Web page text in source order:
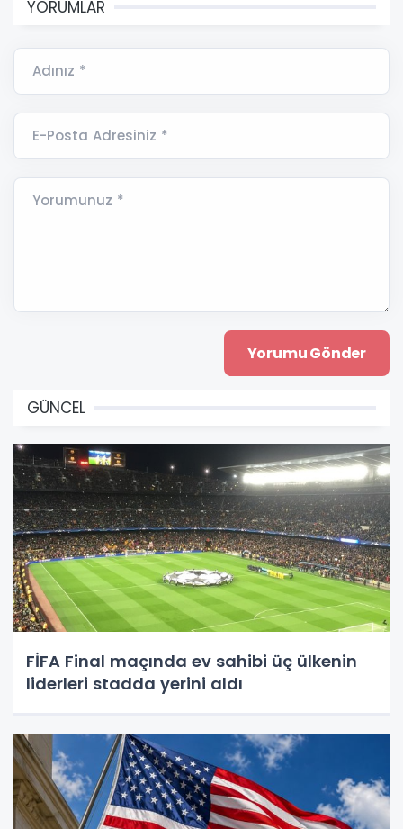
YORUMLAR
Adınız *
E-Posta Adresiniz *
Yorumunuz *
GÜNCEL
FİFA Final maçında ev sahibi üç ülkenin
liderleri stadda yerini aldı